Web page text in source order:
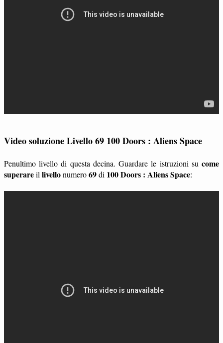
Video soluzione Livello 69 100 Doors : Aliens Space
Penultimo livello di questa decina. Guardare le istruzioni su come
superareil livellonumero69di 100 Doors : Aliens Space: